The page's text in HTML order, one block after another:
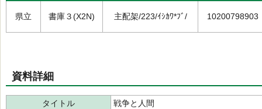
県立 書庫３(X2N) 主配架/223/ｲｼｶﾜ*ﾌﾞ/ 10200798903
資料詳細
タイトル
戦争と人間